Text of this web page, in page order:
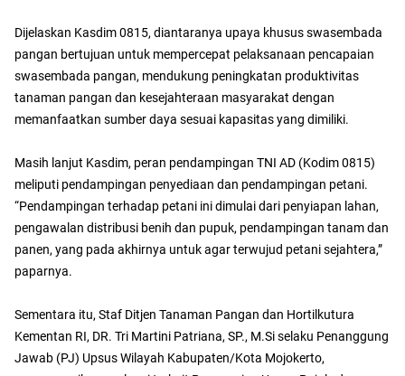
Dijelaskan Kasdim 0815, diantaranya upaya khusus swasembada
pangan bertujuan untuk mempercepat pelaksanaan pencapaian
swasembada pangan, mendukung peningkatan produktivitas
tanaman pangan dan kesejahteraan masyarakat dengan
memanfaatkan sumber daya sesuai kapasitas yang dimiliki.
Masih lanjut Kasdim, peran pendampingan TNI AD (Kodim 0815)
meliputi pendampingan penyediaan dan pendampingan petani.
“Pendampingan terhadap petani ini dimulai dari penyiapan lahan,
pengawalan distribusi benih dan pupuk, pendampingan tanam dan
panen, yang pada akhirnya untuk agar terwujud petani sejahtera,”
paparnya.
Sementara itu, Staf Ditjen Tanaman Pangan dan Hortilkutura
Kementan RI, DR. Tri Martini Patriana, SP., M.Si selaku Penanggung
Jawab (PJ) Upsus Wilayah Kabupaten/Kota Mojokerto,